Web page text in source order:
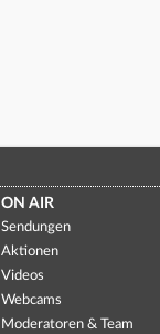
ON AIR
Sendungen
Aktionen
Videos
Webcams
Moderatoren & Team